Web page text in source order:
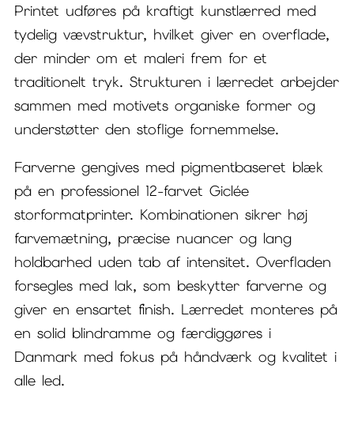
Printet udføres på kraftigt kunstlærred med
tydelig vævstruktur, hvilket giver en overflade,
der minder om et maleri frem for et
traditionelt tryk. Strukturen i lærredet arbejder
sammen med motivets organiske former og
understøtter den stoflige fornemmelse.
Farverne gengives med pigmentbaseret blæk
på en professionel 12-farvet Giclée
storformatprinter. Kombinationen sikrer høj
farvemætning, præcise nuancer og lang
holdbarhed uden tab af intensitet. Overfladen
forsegles med lak, som beskytter farverne og
giver en ensartet finish. Lærredet monteres på
en solid blindramme og færdiggøres i
Danmark med fokus på håndværk og kvalitet i
alle led.